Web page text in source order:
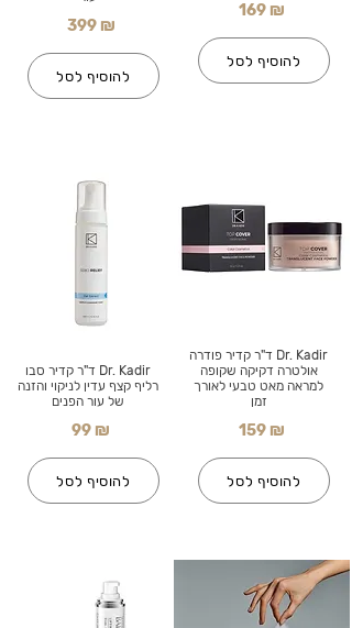
399 ₪
להוסיף לסל
Dr. Kadir ד"ר קדיר סבו
רליף קצף עדין לניקוי והזנה
של עור הפנים
99 ₪
להוסיף לסל
169 ₪
להוסיף לסל
Dr. Kadir ד"ר קדיר פודרה
אולטרה דקיקה שקופה
למראה מאט טבעי לאורך
זמן
159 ₪
להוסיף לסל